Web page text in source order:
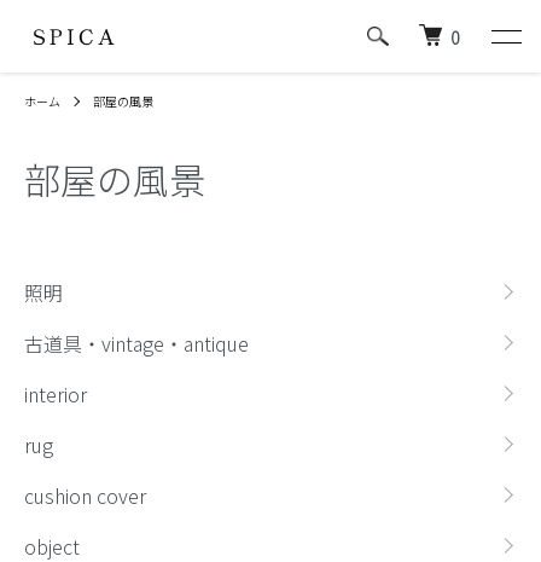
0
ホーム 部屋の風景
部屋の風景
照明
古道具・vintage・antique
interior
rug
cushion cover
object